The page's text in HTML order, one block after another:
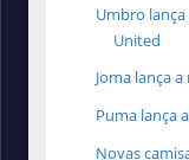
Umbro
United
Joma lança
Puma lança
Novas